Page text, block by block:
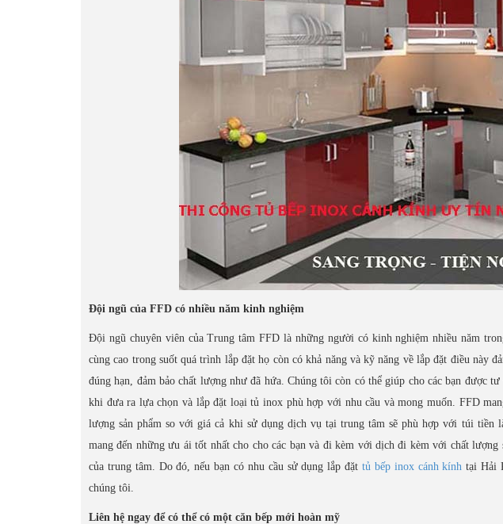
Đội ngũ của FFD có nhiều năm kinh nghiệm
Đội ngũ chuyên viên của Trung tâm FFD là những người có kinh nghiệm nhiều năm
cùng cao trong suốt quá trình lắp đặt họ còn có khả năng và kỹ năng về lắp đặt điều này
đúng hạn, đảm bảo chất lượng như đã hứa. Chúng tôi còn có thể giúp cho các bạn được
khi đưa ra lựa chọn và lắp đặt loại tủ inox phù hợp với nhu cầu và mong muốn. FFD
lượng sản phẩm so với giá cả khi sử dụng dịch vụ tại trung tâm sẽ phù hợp với túi tiền
mang đến những ưu ái tốt nhất cho cho các bạn và đi kèm với dịch đi kèm với chất lượng
của trung tâm. Do đó, nếu bạn có nhu cầu sử dụng lắp đặttủ bếp inox cánh kính tại Hải
chúng tôi.
Liên hệ ngay để có thể có một căn bếp mới hoàn mỹ